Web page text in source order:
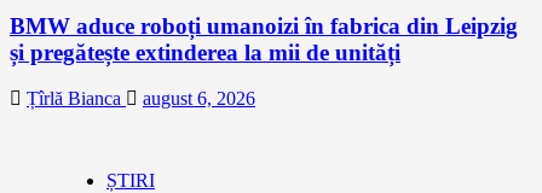
BMW aduce roboți umanoizi în fabrica din Leipzig
și pregătește extinderea la mii de unități
Țîrlă Bianca august 6, 2026
ȘTIRI